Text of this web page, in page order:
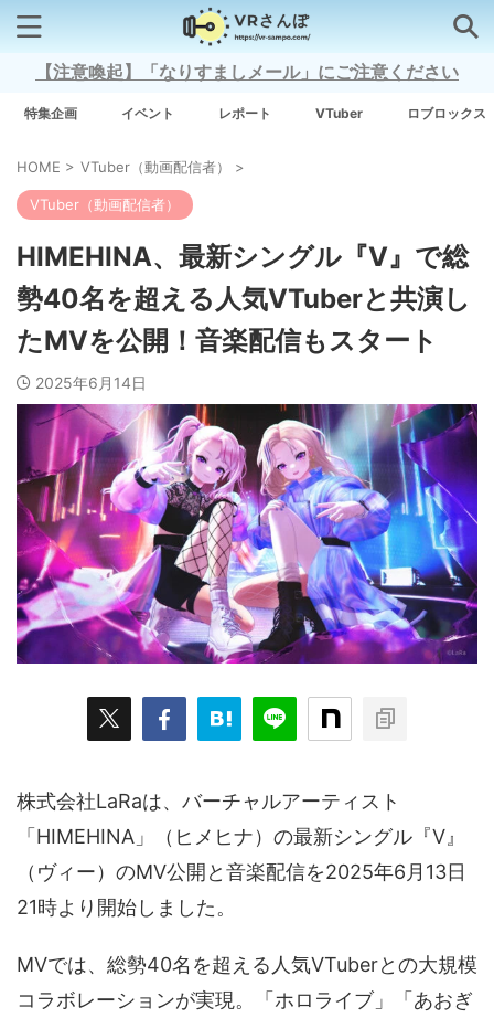
検索はコチラから
Grow A Garden（庭を成長させる）
タグ一覧
ARKit BitStar（ぶいらいぶ） CG(2D/3D) esports
Fortnite HMD HoloModels Music NEWS
PR/提供 Roblox Steam TGS VRChat
にじさんじ アウトドア アニメ アプリ
キャンペーン クラウドファンディング
ソーシャルVR デジモノ バーチャルYouTuber
パノラマ ボカロ メタバース レポート
海外 演劇・舞台 特集企画 生成AI
【注意喚起】「なりすましメール」にご注意ください
特集企画 イベント レポート VTuber ロブロックス
HOME > VTuber（動画配信者） >
VTuber（動画配信者）
HIMEHINA、最新シングル『V』で総
勢40名を超える人気VTuberと共演し
たMVを公開！音楽配信もスタート
2025年6月14日
株式会社LaRaは、バーチャルアーティスト
「HIMEHINA」（ヒメヒナ）の最新シングル『V』
（ヴィー）のMV公開と音楽配信を2025年6月13日
21時より開始しました。
MVでは、総勢40名を超える人気VTuberとの大規模
コラボレーションが実現。「ホロライブ」「あおぎ